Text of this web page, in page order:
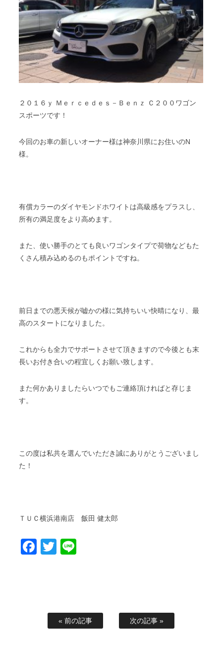
２０１６ｙ Ｍｅｒｃｅｄｅｓ－Ｂｅｎｚ Ｃ２００ワゴン
スポーツです！
今回のお車の新しいオーナー様は神奈川県にお住いのN
様。
有償カラーのダイヤモンドホワイトは高級感をプラスし、
所有の満足度をより高めます。
また、使い勝手のとても良いワゴンタイプで荷物などもた
くさん積み込めるのもポイントですね。
前日までの悪天候が嘘かの様に気持ちいい快晴になり、最
高のスタートになりました。
これからも全力でサポートさせて頂きますので今後とも末
長いお付き合いの程宜しくお願い致します。
また何かありましたらいつでもご連絡頂ければと存じま
す。
この度は私共を選んでいただき誠にありがとうございまし
た！
ＴＵＣ横浜港南店 飯田 健太郎
Facebook
Twitter
« 前の記事 次の記事 »